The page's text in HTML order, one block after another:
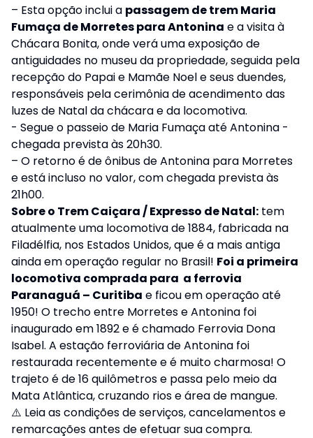
– Esta opção inclui a passagem de trem Maria
Fumaça deMorretes para Antonina e a visita à
Chácara Bonita, onde verá uma exposição de
antiguidades no museu da propriedade, seguida pela
recepção do Papai e Mamãe Noel e seus duendes,
responsáveis pela cerimônia de acendimento das
luzes de Natal da chácara e da locomotiva.
- Segue o passeio de Maria Fumaça até Antonina -
chegada prevista às 20h30.
– O retorno é de ônibus de Antonina para Morretes
e está incluso no valor, com chegada prevista às
21h00.
Sobre o Trem Caiçara / Expresso de Natal: tem
atualmente uma locomotiva de 1884, fabricada na
Filadélfia, nos Estados Unidos, que é a mais antiga
ainda em operação regular no Brasil! Foi a primeira
locomotiva comprada para a ferrovia
Paranaguá – Curitiba e ficou em operação até
1950! O trecho entre Morretes e Antonina foi
inaugurado em 1892 e é chamado Ferrovia Dona
Isabel. A estação ferroviária de Antonina foi
restaurada recentemente e é muito charmosa! O
trajeto é de 16 quilômetros e passa pelo meio da
Mata Atlântica, cruzando rios e área de mangue.
⚠️ Leia as condições de serviços, cancelamentos e
remarcações antes de efetuar sua compra.